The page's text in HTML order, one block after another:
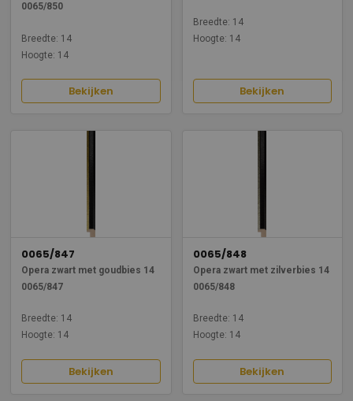
0065/850
Breedte: 14
Hoogte: 14
Bekijken
Breedte: 14
Hoogte: 14
Bekijken
0065/847
Opera zwart met goudbies 14
0065/847
Breedte: 14
Hoogte: 14
Bekijken
0065/848
Opera zwart met zilverbies 14
0065/848
Breedte: 14
Hoogte: 14
Bekijken